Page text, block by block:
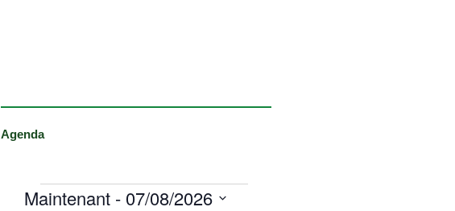
Agenda
Maintenant - 07/08/2026